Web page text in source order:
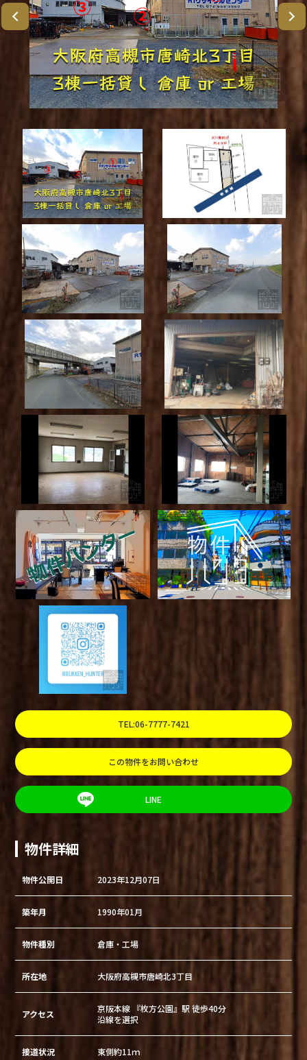
TEL:06-7777-7421
この物件をお問い合わせ
LINE
物件詳細
物件公開日 2023年12月07日
築年月 1990年01月
物件種別 倉庫・工場
所在地 大阪府高槻市唐崎北3丁目
アクセス
京阪本線 『枚方公園』駅 徒歩40分
沿線を選択
接道状況 東側約11ｍ